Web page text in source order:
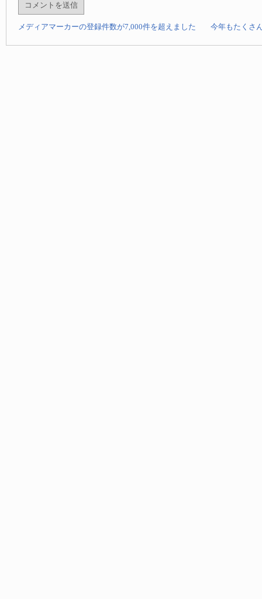
メディアマーカーの登録件数が7,000件を超えました 今年もたくさ